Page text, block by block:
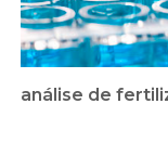
análise de